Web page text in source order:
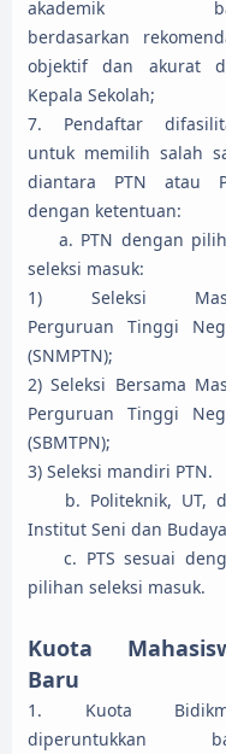
akademik
berdasarkan
objektif dan akurat
Kepala Sekolah;
7. Pendaftar
untuk memilih salah
diantara PTN atau
dengan ketentuan:
a. PTN dengan
seleksi masuk:
1) Seleksi
Perguruan Tinggi
(SNMPTN);
2) Seleksi Bersama
Perguruan Tinggi
(SBMTPN);
3) Seleksi mandiri PTN.
b. Politeknik, UT,
Institut Seni dan Budaya
c. PTS sesuai
pilihan seleksi masuk.
Kuota
Baru
1. Kuota
diperuntukkan